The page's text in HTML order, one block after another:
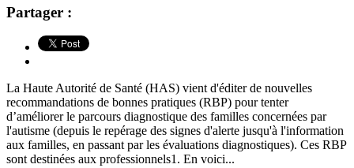
Partager :
La Haute Autorité de Santé (HAS) vient d'éditer de nouvelles
recommandations de bonnes pratiques (RBP) pour tenter
d’améliorer le parcours diagnostique des familles concernées par
l'autisme (depuis le repérage des signes d'alerte jusqu'à l'information
aux familles, en passant par les évaluations diagnostiques). Ces RBP
sont destinées aux professionnels1. En voici...